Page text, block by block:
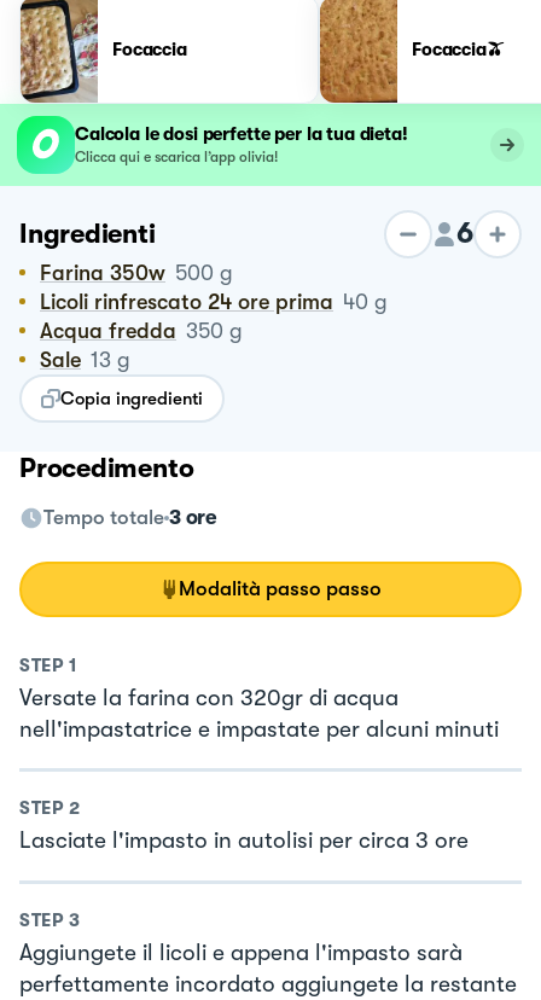
Focaccia Focaccia🫒
Calcola le dosi perfette per la tua dieta!
Clicca qui e scarica l’app olivia!
Ingredienti 6
Farina 350w 500 g
Licoli rinfrescato 24 ore prima 40 g
Acqua fredda 350 g
Sale 13 g
Copia ingredienti
Procedimento
Tempo totale 3 ore
Modalità passo passo
STEP 1
Versate la farina con 320gr di acqua
nell'impastatrice e impastate per alcuni minuti
STEP 2
Lasciate l'impasto in autolisi per circa 3 ore
STEP 3
Aggiungete il licoli e appena l'impasto sarà
perfettamente incordato aggiungete la restante